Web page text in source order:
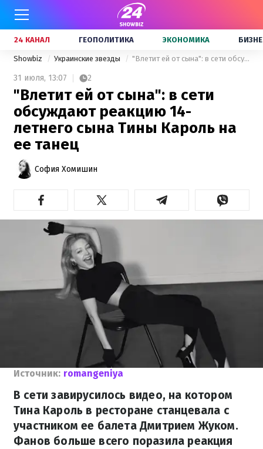
24 КАНАЛ ГЕОПОЛИТИКА ЭКОНОМИКА
Showbiz Украинские звезды "Влетит ей от сына": в сети обсуждают реакцию 14-летнего сына Тины Кароль на ее танец
31 июля, 13:07 2
"Влетит ей от сына": в сети
обсуждают реакцию 14-
летнего сына Тины Кароль на
ее танец
София Хомишин
Источник: romangeniya
В сети завирусилось видео, на котором
Тина Кароль в ресторане станцевала с
участником ее балета Дмитрием Жуком.
Фанов больше всего поразила реакция